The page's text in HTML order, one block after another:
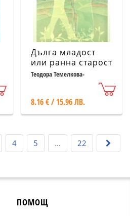
Дълга младост
или ранна старост
- изберете сами
Теодора Темелкова-
8.16 € / 15.96 ЛВ.
4 5 ... 22
ПОМОЩ